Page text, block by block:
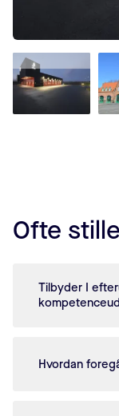
Ofte
Tilbyder I
Hvordan